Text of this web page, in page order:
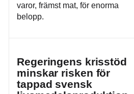
varor, främst mat, för enorma
belopp.
Regeringens krisstöd
minskar risken för
tappad svensk